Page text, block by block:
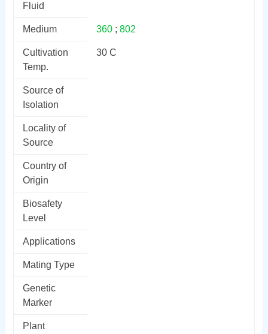
Fluid
Medium 360; 802
Cultivation
Temp.
30 C
Source of
Isolation
Locality of
Source
Country of
Origin
Biosafety
Level
Applications
Mating Type
Genetic
Marker
Plant